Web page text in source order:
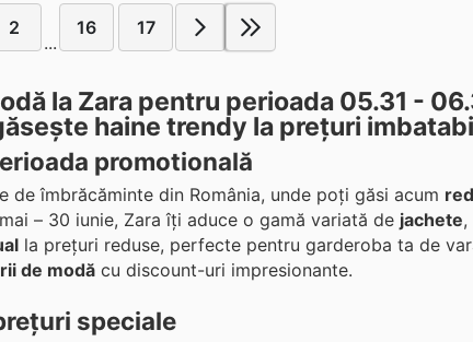
2
...
16 17
la Zara pentru perioada 05.31 -
haine trendy la prețuri
promotională
de îmbrăcăminte din România, unde poți găsi acum
– 30 iunie, Zara îți aduce o gamă variată de jachete,
la prețuri reduse, perfecte pentru garderoba ta de
de modă cu discount-uri impresionante.
speciale